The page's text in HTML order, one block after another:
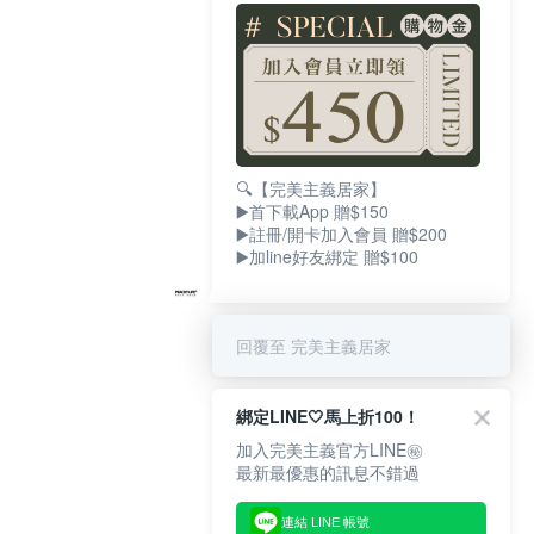
🔍【完美主義居家】
▶️首下載App 贈$150
▶️註冊/開卡加入會員 贈$200
▶️加line好友綁定 贈$100
回覆至 完美主義居家
綁定LINE🤍馬上折100！
加入完美主義官方LINE㊙
最新最優惠的訊息不錯過
連結 LINE 帳號